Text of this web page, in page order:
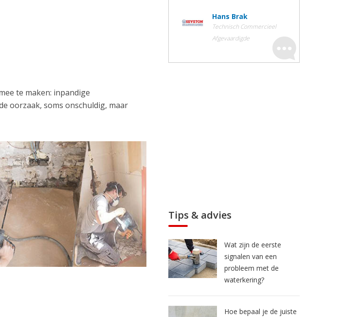
te maken: inpandige
oorzaak, soms onschuldig, maar
Hans Brak
Technisch Commercieel
Afgevaardigde
Tips & advies
Wat zijn de eerste
signalen van een
probleem met de
waterkering?
Hoe bepaal je de juiste